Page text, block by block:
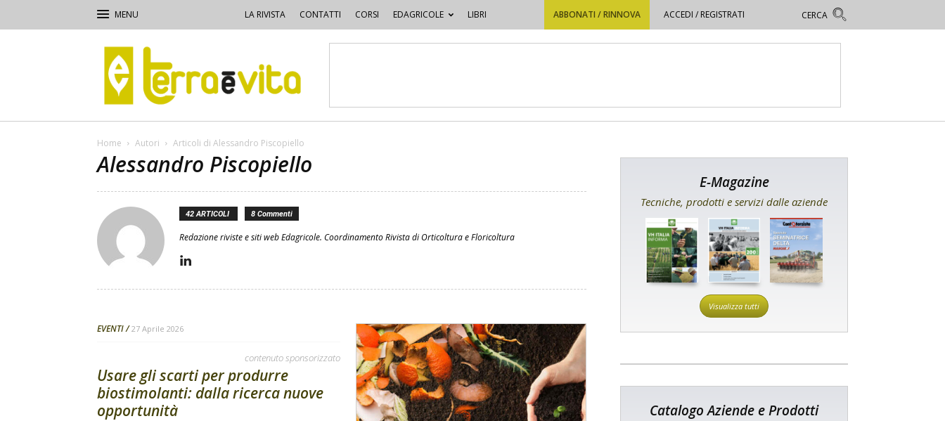
LA RIVISTA CONTATTI CORSI EDAGRICOLE LIBRI ABBONATI / RINNOVA ACCEDI / REGISTRATI
Terra
e
Vita
Home Autori Articoli di Alessandro Piscopiello
Alessandro Piscopiello
42 ARTICOLI 8 Commenti
Redazione riviste e siti web Edagricole. Coordinamento Rivista di Orticoltura e Floricoltura
EVENTI 27 Aprile 2026
contenuto sponsorizzato
Usare gli scarti per produrre
biostimolanti: dalla ricerca nuove
opportunità
E-Magazine
Tecniche, prodotti e servizi dalle aziende
Visualizza tutti
Catalogo Aziende e Prodotti